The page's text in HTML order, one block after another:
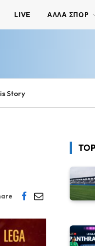
LIVE ΑΛΛΑ ΣΠΟΡ
Story